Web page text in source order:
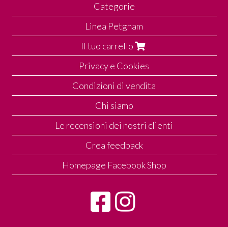
Categorie
Linea Petgnam
Il tuo carrello
Privacy e Cookies
Condizioni di vendita
Chi siamo
Le recensioni dei nostri clienti
Crea feedback
Homepage Facebook Shop